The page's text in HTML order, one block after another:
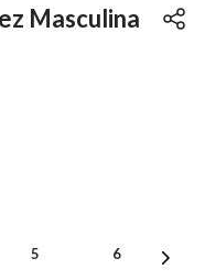
Masculina
5 6